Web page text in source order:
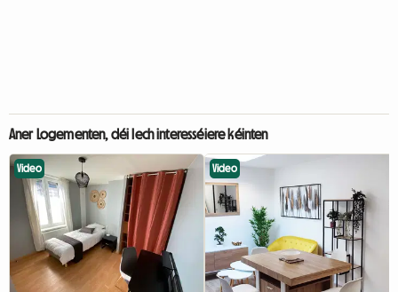
Aner Logementen, déi Iech interesséiere kéinten
Video Video